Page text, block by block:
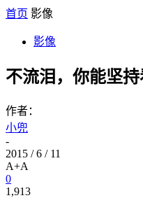
首页 影像
影像
不流泪，你能坚持
作者：
小兜
-
2015 / 6 / 11
A+A
0
1,913